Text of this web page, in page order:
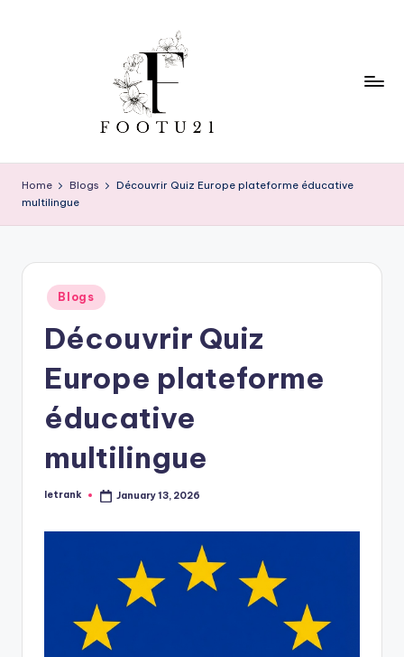
o
o
Home Blogs
Découvrir Quiz Europe plateforme éducative
multilingue
Posted
in
Blogs
Découvrir Quiz
Europe plateforme
éducative
multilingue
Posted
letrank January 13, 2026